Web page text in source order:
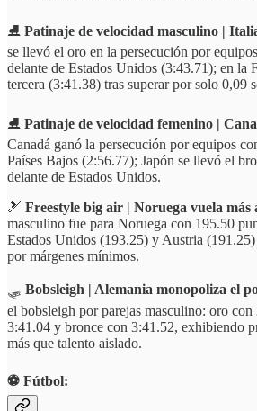
⛸️ Patinaje de velocidad masculino |
se llevó el oro en la persecución por
delante de Estados Unidos (3:43.71); en la
tercera (3:41.38) tras superar por solo 0,09
⛸️ Patinaje de velocidad femenino |
Canadá ganó la persecución por equipos
Países Bajos (2:56.77); Japón se llevó el
delante de Estados Unidos.
🎿 Freestyle big air | Noruega vuela más
masculino fue para Noruega con 195.50
Estados Unidos (193.25) y Austria
por márgenes mínimos.
🛷 Bobsleigh | Alemania monopoliza el
el bobsleigh por parejas masculino: oro con
3:41.04 y bronce con 3:41.52, exhibiendo
más que talento aislado.
⚽️ Fútbol: